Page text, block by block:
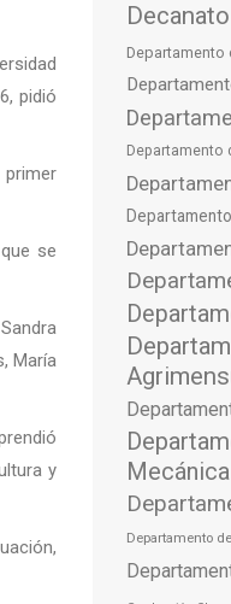
pidió
se
María
y
Departamento
Mecánica
Departamento